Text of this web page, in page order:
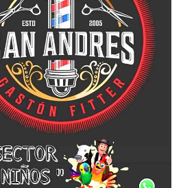
Cultura Noticias Principal
Casa del Tango: noche especial,
clases gratuitas y tarde de